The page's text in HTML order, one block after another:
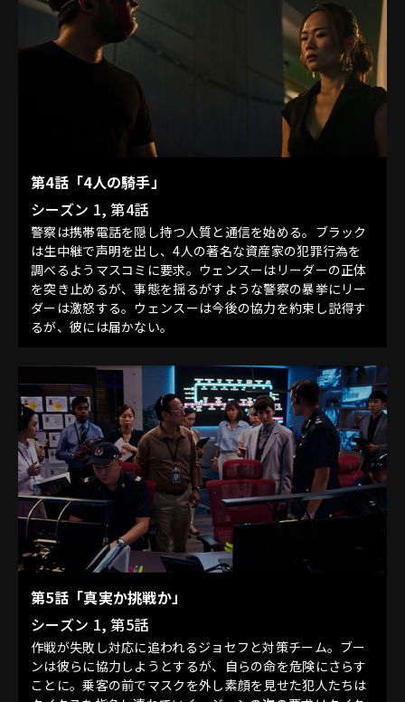
第4話「4人の騎手」
シーズン 1, 第4話
警察は携帯電話を隠し持つ人質と通信を始める。ブラック
は生中継で声明を出し、4人の著名な資産家の犯罪行為を
調べるようマスコミに要求。ウェンスーはリーダーの正体
を突き止めるが、事態を揺るがすような警察の暴挙にリー
ダーは激怒する。ウェンスーは今後の協力を約束し説得す
るが、彼には届かない。
第5話「真実か挑戦か」
シーズン 1, 第5話
作戦が失敗し対応に追われるジョセフと対策チーム。ブー
ンは彼らに協力しようとするが、自らの命を危険にさらす
ことに。乗客の前でマスクを外し素顔を見せた犯人たちは